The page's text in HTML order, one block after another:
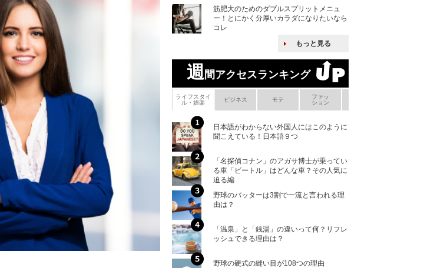
筋肥大のためのダブルスプリットメニュ
ー！とにかく分厚いカラダになりたいなら
コレ
もっと見る
週間アクセスランキング
ライフスタイ
ル・娯楽
ビジネス モテ
ファッ
ション
日本語がわからない外国人にはこのように
聞こえている！日本語９つ
「名探偵コナン」のアガサ博士が乗ってい
る車「ビートル」はどんな車？その人気に
迫る編
野球のバッターは3割で一流と言われる理
由は？
「温泉」と「銭湯」の違いって何？リフレ
ッシュできる理由は？
野球の硬式の縫い目が108つの理由